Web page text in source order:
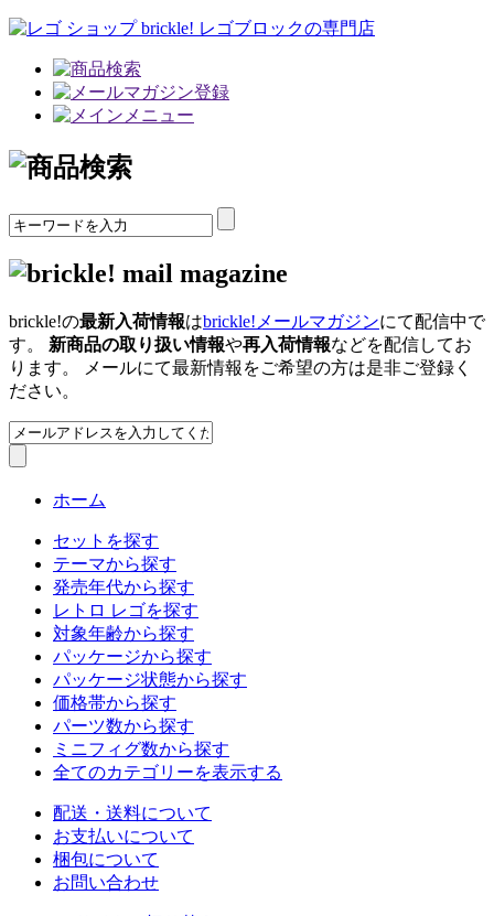
brickle!の最新入荷情報はbrickle!メールマガジンにて配信中で
す。 新商品の取り扱い情報や再入荷情報などを配信してお
ります。 メールにて最新情報をご希望の方は是非ご登録く
ださい。
ホーム
セットを探す
テーマから探す
発売年代から探す
レトロ レゴを探す
対象年齢から探す
パッケージから探す
パッケージ状態から探す
価格帯から探す
パーツ数から探す
ミニフィグ数から探す
全てのカテゴリーを表示する
配送・送料について
お支払いについて
梱包について
お問い合わせ